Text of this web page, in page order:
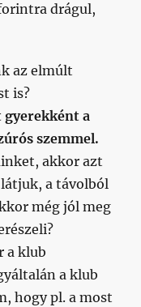
drágul,
az elmúlt
is?
gyerekként a
szemmel.
akkor azt
a távolból
még jól meg
a klub
a klub
hogy pl. a most